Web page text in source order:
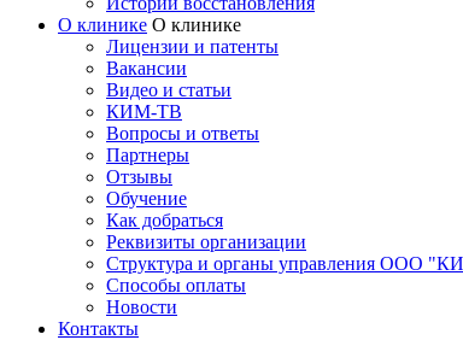
О клинике О клинике
Лицензии и патенты
Вакансии
Видео и статьи
КИМ-ТВ
Вопросы и ответы
Партнеры
Отзывы
Обучение
Как добраться
Реквизиты организации
Структура и органы управления ООО
Способы оплаты
Новости
Контакты